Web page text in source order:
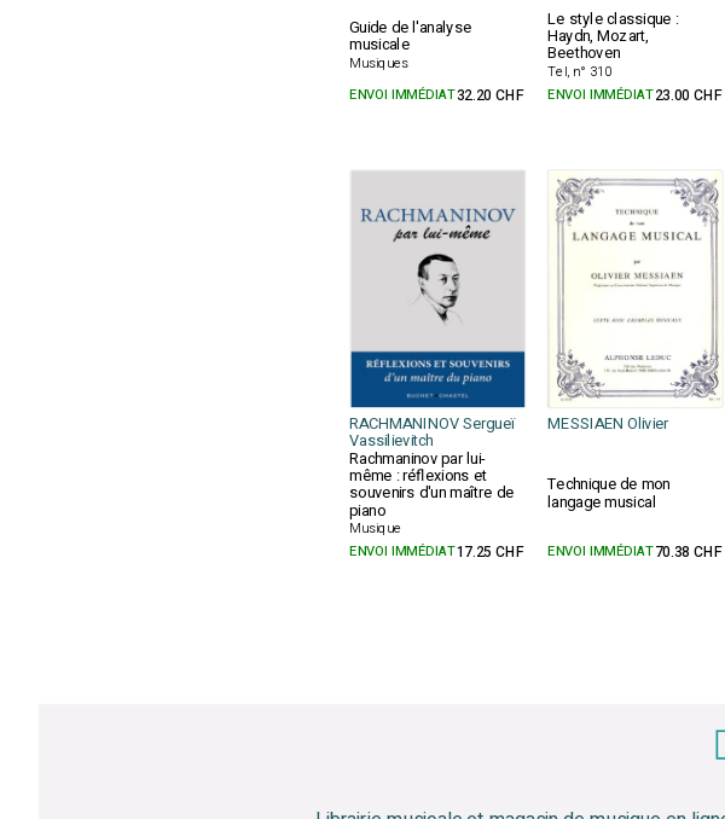
Guide de l'analyse
musicale
Musiques
Le style classique :
Haydn, Mozart,
Beethoven
Tel, n° 310
ENVOI IMMÉDIAT32.20 CHF ENVOI IMMÉDIAT23.00 CHF
RACHMANINOV Sergueï
Vassilievitch
MESSIAEN Olivier
Rachmaninov par lui-
même : réflexions et
souvenirs d'un maître de
piano
Musique
Technique de mon
langage musical
ENVOI IMMÉDIAT17.25 CHF ENVOI IMMÉDIAT70.38 CHF